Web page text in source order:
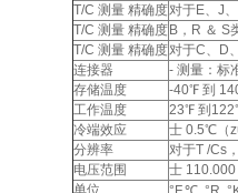
T/C 测量 精确度对于E、J
T/C 测量 精确度 B，R ＆ S
T/C 测量 精确度对于C、D
连接器
- 测量：标
存储温度
-40℉ 到
工作温度
23℉ 到
冷端效应
士 0.5℃（
分辨率
对于T /Cs
电压范围
士
单位